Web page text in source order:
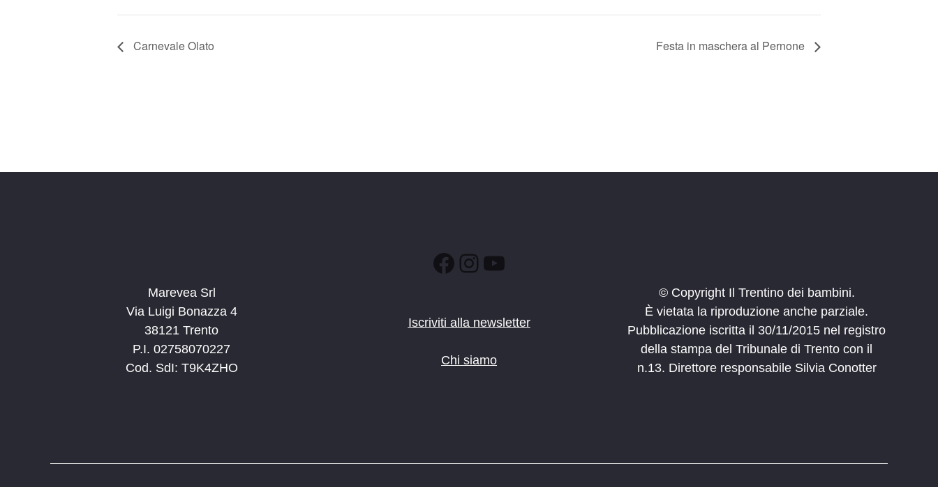
Carnevale Olato Festa in maschera al Pernone
Marevea Srl
Via Luigi Bonazza 4
38121 Trento
P.I. 02758070227
Cod. SdI: T9K4ZHO
Facebook
Instagram
YouTube
Iscriviti alla newsletter
Chi siamo
© Copyright Il Trentino dei bambini.
È vietata la riproduzione anche parziale.
Pubblicazione iscritta il 30/11/2015 nel registro
della stampa del Tribunale di Trento con il
n.13. Direttore responsabile Silvia Conotter